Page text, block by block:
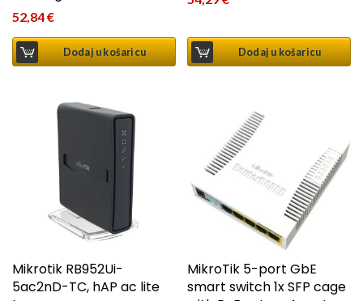
52,84€
Dodaj u košaricu Dodaj u košaricu
Mikrotik RB952Ui-
5ac2nD-TC, hAP ac lite
MikroTik 5-port GbE
smart switch 1x SFP cage